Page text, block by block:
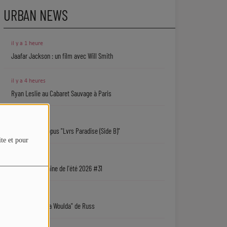
et pour
URBAN NEWS
il y a 1 heure
Jaafar Jackson : un film avec Will Smith
il y a 4 heures
Ryan Leslie au Cabaret Sauvage à Paris
Isaiah Falls : l'opus "Lvrs Paradise (Side B)"
La playlist urbaine de l'été 2026 #31
"Coulda Shoulda Woulda" de Russ